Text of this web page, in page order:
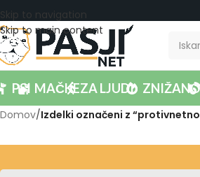
Skip to navigation
Skip to main content
PSI MAČKEZA LJUDI ZNIŽANO
Domov/Izdelki označeni z